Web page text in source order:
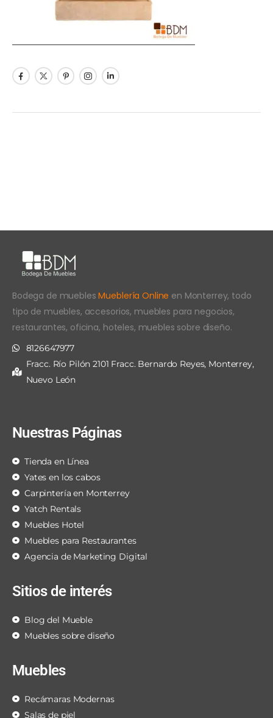
Bodega de mueblesMueblería Online en Monterrey, todo
tipo de muebles, accesorios, muebles para negocios,
restaurantes, oficina, hoteles, muebles sobre diseño.
8126647977
Fracc. Río Pilón 2101 Fracc. Bernardo Reyes, Monterrey,
Nuevo León
Nuestras Páginas
Tienda en Línea
Yates en los cabos
Carpintería en Monterrey
Yatch Rentals
Muebles Hotel
Muebles para Restaurantes
Agencia de Marketing Digital
Sitios de interés
Blog del Mueble
Muebles sobre diseño
Muebles
Recámaras Modernas
Salas de piel